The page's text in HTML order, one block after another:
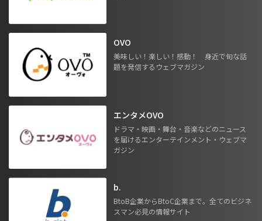
OVO
美味しい！楽しい！感動！ 身近で旬な話
題を発信するウェブマガジン
エンタメOVO
ドラマ・映画・舞台・音楽などのニュース
を届けるエンターテインメント・ウェブマ
ガジン
b.
BtoB企業からBtoC企業まで。全てのビジネ
スマン必見の情報サイト